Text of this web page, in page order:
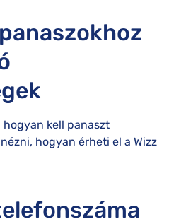
kell panaszt
hogyan érheti el a Wizz